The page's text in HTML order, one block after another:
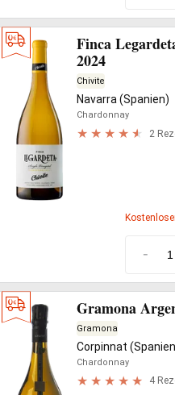
Finca
2024
Chivite
Navarra (Spanien)
Chardonnay
2
-
Gramona
Gramona
Corpinnat
Chardonnay
4